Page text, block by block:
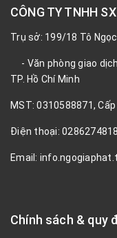
CÔNG TY TNHH
Trụ sở: 199/18 Tô Ngọc
- Văn phòng giao
TP. Hồ Chí Minh
MST: 0310588871,
Điện thoại:
Email:
Chính sách & quy